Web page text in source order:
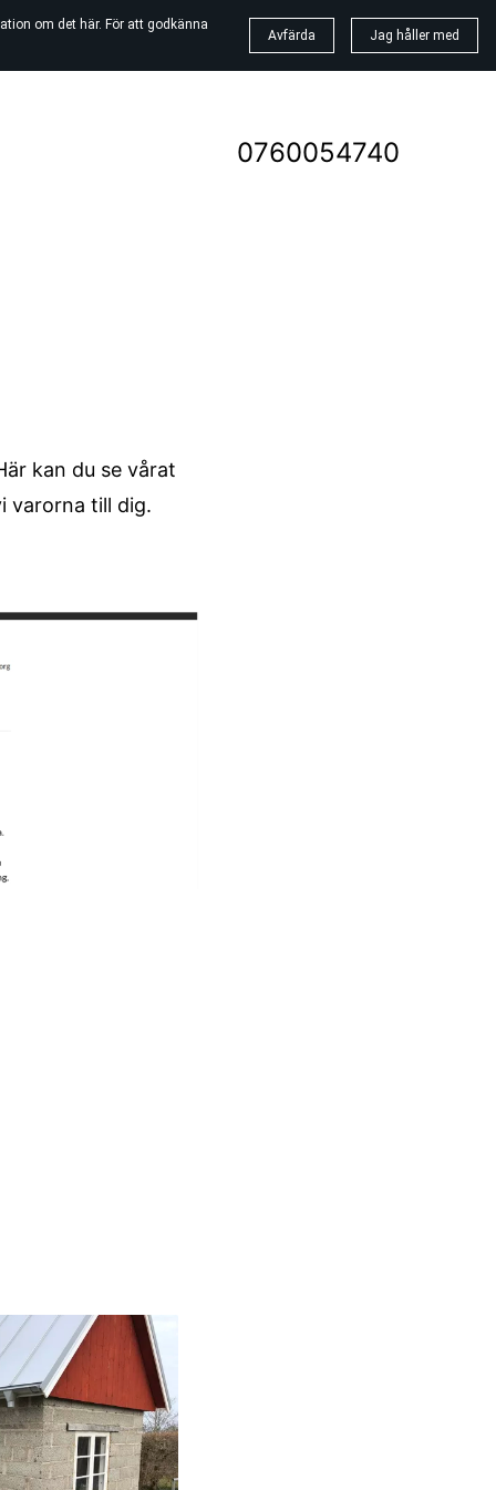
om det här. För att godkänna
Avfärda Jag håller med
0760054740
kan du se vårat
varorna till dig.